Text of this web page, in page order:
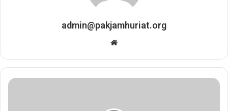
admin@pakjamhuriat.org
b
s